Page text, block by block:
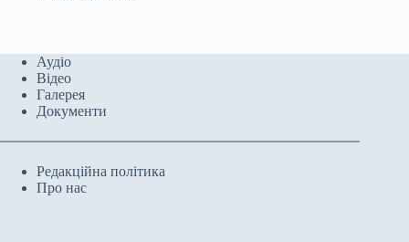
Аудіо
Відео
Галерея
Документи
Редакційна політика
Про нас